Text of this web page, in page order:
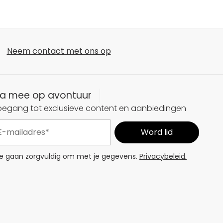
Neem contact met ons op
mee op avontuur
tot exclusieve content en aanbiedingen
gaan zorgvuldig om met je gegevens. Privacybeleid.